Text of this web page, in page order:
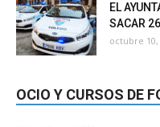
EL
SACAR
octubre 10,
OCIO Y CURSOS DE